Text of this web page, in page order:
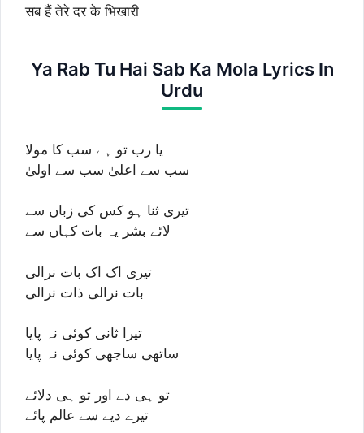
सब हैं तेरे दर के भिखारी
Ya Rab Tu Hai Sab Ka Mola Lyrics In
Urdu
یا رب تو ہے سب کا مولا
سب سے اعلیٰ سب سے اولیٰ
تیری ثنا ہو کس کی زباں سے
لائے بشر یہ بات کہاں سے
تیری اک اک بات نرالی
بات نرالی ذات نرالی
تیرا ثانی کوئی نہ پایا
ساتھی ساجھی کوئی نہ پایا
تو ہی دے اور تو ہی دلائے
تیرے دیے سے عالم پائے